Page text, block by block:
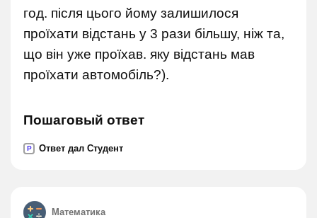
год. після цього йому залишилося
проїхати відстань у 3 рази більшу, ніж та,
що він уже проїхав. яку відстань мав
проїхати автомобіль?).
Пошаговый ответ
P Ответ дал Студент
Математика